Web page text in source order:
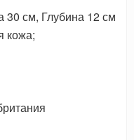
см, Глубина 12 см
кожа;